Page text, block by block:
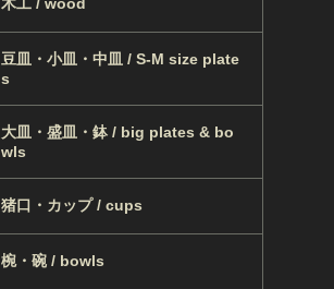
豆皿・小皿・中皿 / S-M size plate
s
大皿・盛皿・鉢 / big plates & bo
wls
猪口・カップ / cups
椀・碗 / bowls